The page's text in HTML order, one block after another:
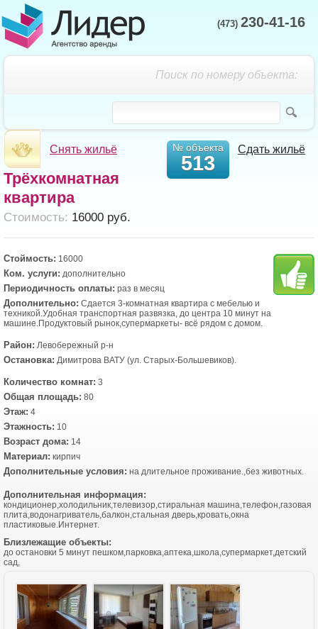
(473) 230-41-16
Поиск по номеру объекта:
Снять жильё Сдать жильё
№ объекта
513
Трёхкомнатная
квартира
Cтоимость: 16000 руб.
Стоймость: 16000
Ком. услуги: дополнительно
Периодичность оплаты: раз в месяц
Дополнительно: Сдается 3-комнатная квартира с мебелью и
техникой.Удобная транспортная развязка, до центра 10 минут на
машине.Продуктовый рынок,супермаркеты- всё рядом с домом.
Район: Левобережный р-н
Остановка: Димитрова ВАТУ (ул. Старых-Большевиков).
Количество комнат: 3
Общая площадь: 80
Этаж: 4
Этажность: 10
Возраст дома: 14
Материал: кирпич
Дополнительные условия: на длительное проживание.,без животных.
Дополнительная информация:
кондиционер,холодильник,телевизор,стиральная машина,телефон,газовая
плита,водонагриватель,балкон,стальная дверь,кровать,окна
пластиковые.Интернет.
Близлежащие объекты:
до остановки 5 минут пешком,парковка,аптека,школа,супермаркет,детский
сад,